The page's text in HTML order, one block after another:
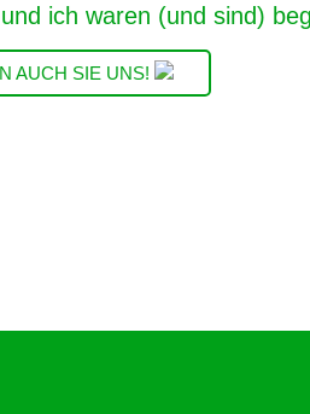
ich waren (und sind)
AUCH SIE UNS!